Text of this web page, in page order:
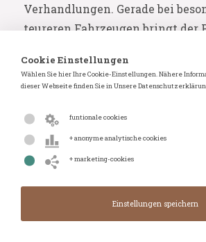
Verhandlungen. Gerade bei
teureren Fahrzeugen bringt der
tatsächliche Zahlung mit sich.
empfinden es zudem als
Türgespräche zu empfangen, bei
Privatsphäre gefährdet ist.
Ein kontrollierter Prozess
vollständiger Entlastung
Mit unserer Online-Auktion
Cookie Einstellungen
Wählen Sie hier Ihre Cookie-Einstellungen. Nähere
dieser Webseite finden Sie in Unsere
funtionale cookies
+ anonyme analytische cookies
+ marketing-cookies